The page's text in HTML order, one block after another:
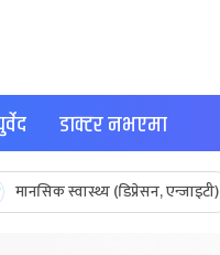
डाक्टर नभएमा
मानसिक स्वास्थ्य (डिप्रेसन, एन्जाइटी)